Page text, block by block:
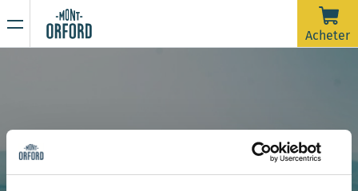
Acheter
La saison 2025-26 est officiellement terminée.
Malheureusement, avec la pluie de la dernière semaine et
prévue jusqu'à samedi matin, les pistes nécessiteraient